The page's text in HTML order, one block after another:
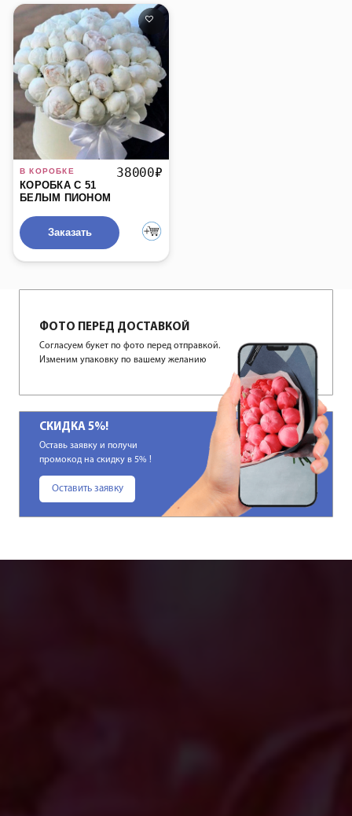
БЫСТРЫЙ ПРОСМОТР
КОРОБКА С 51
БЕЛЫМ ПИОНОМ
38000₽
Заказать
ФОТО ПЕРЕД ДОСТАВКОЙ
Согласуем букет по фото перед отправкой.
Изменим упаковку по вашему желанию
СКИДКА 5%!
Оставь заявку и получи
промокод на скидку в 5% !
Оставить заявку